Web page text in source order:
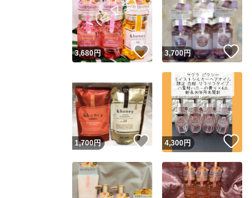
3,680円 いいね！
3,700円
1,700円 いいね！
4,300円